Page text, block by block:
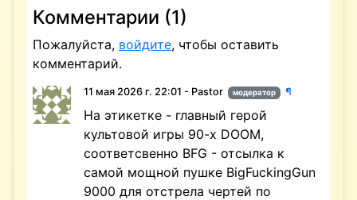
Комментарии (1)
Пожалуйста, войдите, чтобы оставить
комментарий.
11 мая 2026 г. 22:01 - Pastor модератор ¶
На этикетке - главный герой
культовой игры 90-х DOOM,
соответсвенно BFG - отсылка к
самой мощной пушке BigFuckingGun
9000 для отстрела чертей по